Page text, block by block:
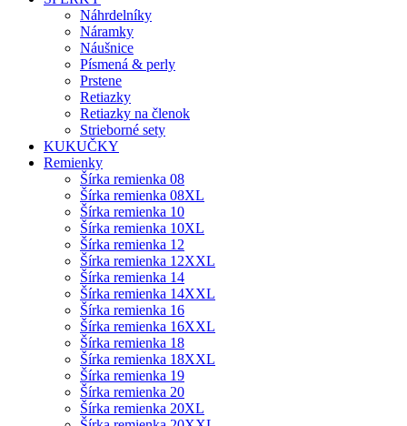
Náhrdelníky
Náramky
Náušnice
Písmená & perly
Prstene
Retiazky
Retiazky na členok
Strieborné sety
KUKUČKY
Remienky
Šírka remienka 08
Šírka remienka 08XL
Šírka remienka 10
Šírka remienka 10XL
Šírka remienka 12
Šírka remienka 12XXL
Šírka remienka 14
Šírka remienka 14XXL
Šírka remienka 16
Šírka remienka 16XXL
Šírka remienka 18
Šírka remienka 18XXL
Šírka remienka 19
Šírka remienka 20
Šírka remienka 20XL